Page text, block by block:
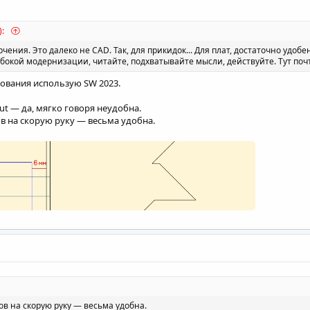
Это далеко не CAD. Так, для прикидок... Для плат, достаточно
модернизации, читайте, подхватывайте мысли, действуйте. Тут
использую SW 2023.
— да, мягко говоря неудобна.
на скорую руку — весьма удобна.
на скорую руку — весьма удобна.